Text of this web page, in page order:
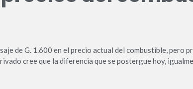
de G. 1.600 en el precio actual del combustible, pero
cree que la diferencia que se postergue hoy,